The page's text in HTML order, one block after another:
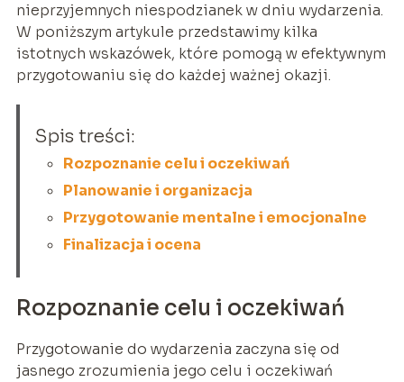
nieprzyjemnych niespodzianek w dniu wydarzenia.
W poniższym artykule przedstawimy kilka
istotnych wskazówek, które pomogą w efektywnym
przygotowaniu się do każdej ważnej okazji.
Spis treści:
Rozpoznanie celu i oczekiwań
Planowanie i organizacja
Przygotowanie mentalne i emocjonalne
Finalizacja i ocena
Rozpoznanie celu i oczekiwań
Przygotowanie do wydarzenia zaczyna się od
jasnego zrozumienia jego celu i oczekiwań